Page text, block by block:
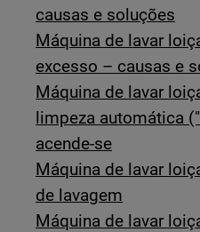
causas e soluções
Máquina de lavar
excesso – causas e
Máquina de lavar
limpeza automática
acende-se
Máquina de lavar
de lavagem
Máquina de lavar